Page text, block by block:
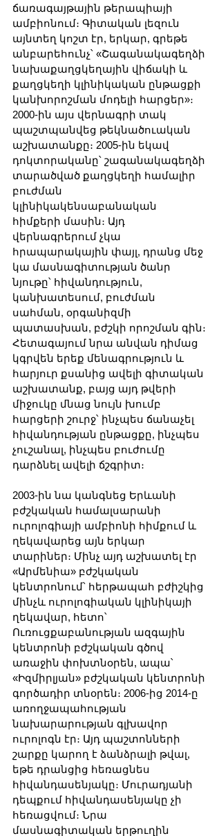
ճառագայթային թերապիայի
ամբիոնում։ Գիտական լեզուն
այնտեղ կոշտ էր, երկար, գրեթե
անբարեհունչ՝ «Շագանակագեղձի
նախաքաղցկեղային վիճակի և
քաղցկեղի կլինիկական ընթացքի
կանխորոշման մոդելի հարցեր»։
2000-ին այս վերնագրի տակ
պաշտպանվեց թեկնածուական
աշխատանքը։ 2005-ին եկավ
դոկտորականը՝ շագանակագեղձի
տարածված քաղցկեղի համալիր
բուժման
կլինիկակենսաբանական
հիմքերի մասին։ Այդ
վերնագրերում չկա
հրապարակային փայլ, դրանց մեջ
կա մասնագիտության ծանր
նյութը՝ հիվանդություն,
կանխատեսում, բուժման
սահման, օրգանիզմի
պատասխան, բժշկի որոշման գին։
Հետագայում նրա անվան դիմաց
կգրվեն երեք մենագրություն և
հարյուր քսանից ավելի գիտական
աշխատանք, բայց այդ թվերի
միջուկը մնաց նույն խումբ
հարցերի շուրջ՝ ինչպես ճանաչել
հիվանդության ընթացքը, ինչպես
չուշանալ, ինչպես բուժումը
դարձնել ավելի ճշգրիտ։
2003-ին նա կանգնեց Երևանի
բժշկական համալսարանի
ուրոլոգիայի ամբիոնի հիմքում և
ղեկավարեց այն երկար
տարիներ։ Մինչ այդ աշխատել էր
«Արմենիա» բժշկական
կենտրոնում՝ հերթապահ բժիշկից
մինչև ուրոլոգիական կլինիկայի
ղեկավար, հետո՝
Ուռուցքաբանության ազգային
կենտրոնի բժշկական գծով
առաջին փոխտնօրեն, ապա՝
«Իզմիրլյան» բժշկական կենտրոնի
գործադիր տնօրեն։ 2006-ից 2014-ը
առողջապահության
նախարարության գլխավոր
ուրոլոգն էր։ Այդ պաշտոնների
շարքը կարող է ձանձրալի թվալ,
եթե դրանցից հեռացնես
հիվանդասենյակը։ Մուրադյանի
դեպքում հիվանդասենյակը չի
հեռացվում։ Նրա
մասնագիտական երթուղին